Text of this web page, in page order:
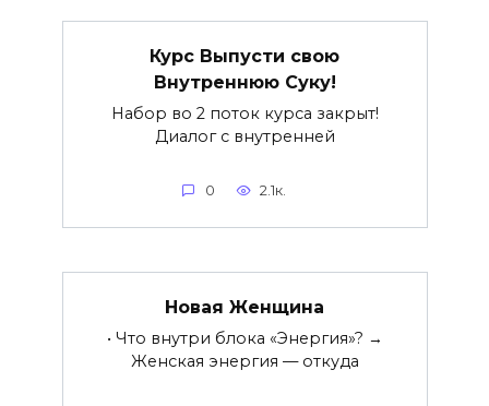
Курс Выпусти свою
Внутреннюю Суку!
Набор во 2 поток курса закрыт!
Диалог с внутренней
0 2.1к.
Новая Женщина
• Что внутри блока «Энергия»? →
Женская энергия — откуда